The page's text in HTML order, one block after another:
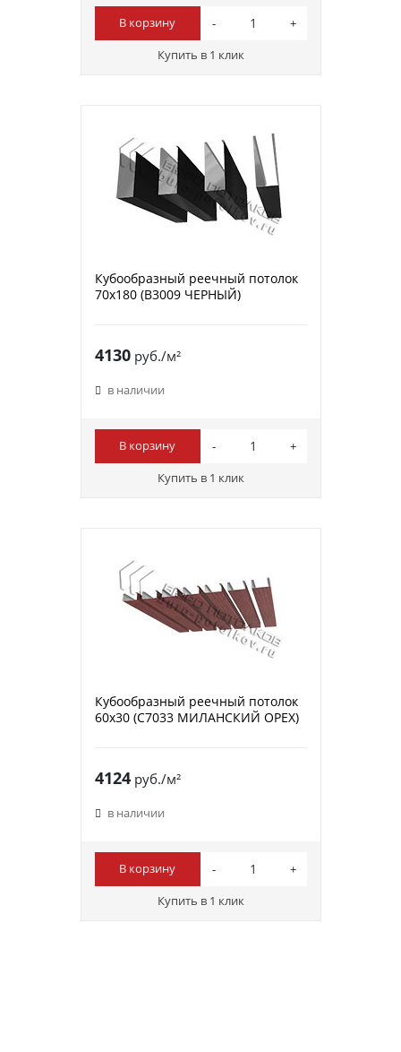
В корзину
Купить в 1 клик
Кубообразный реечный потолок
70х180 (B3009 ЧЕРНЫЙ)
4130руб./м²
в наличии
В корзину
Купить в 1 клик
Кубообразный реечный потолок
60х30 (C7033 МИЛАНСКИЙ ОРЕХ)
4124руб./м²
в наличии
В корзину
Купить в 1 клик